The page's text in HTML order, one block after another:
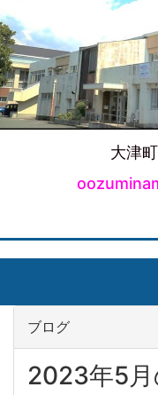
大津
ブログ
2023年5